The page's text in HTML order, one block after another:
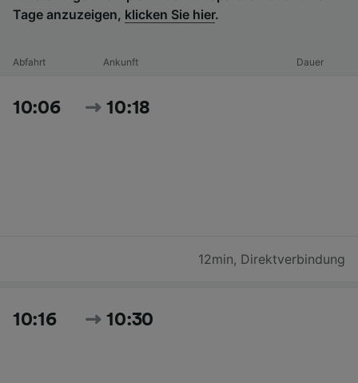
Tage anzuzeigen, klicken Sie hier.
Abfahrt Ankunft Dauer
10:06 10:18
12min, Direktverbindung
10:16 10:30